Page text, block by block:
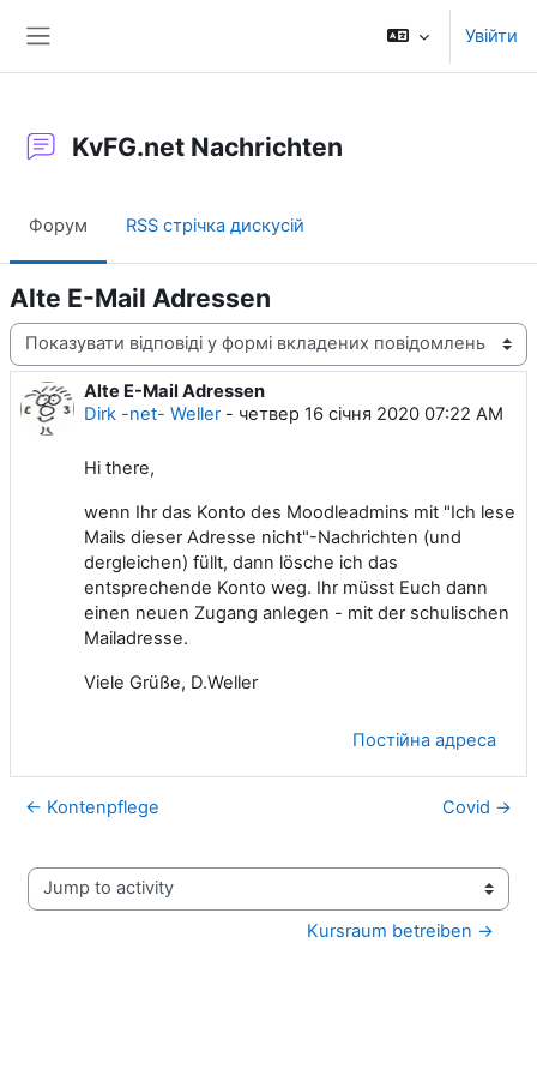
Увійти
KvFG.net Nachrichten
Форум RSS стрічка дискусій
Alte E-Mail Adressen
Тип показу
Alte E-Mail Adressen
Dirk -net- Weller- четвер 16 січня 2020 07:22 AM
Кількість відповідей: 0
Hi there,
wenn Ihr das Konto des Moodleadmins mit "Ich lese
Mails dieser Adresse nicht"-Nachrichten (und
dergleichen) füllt, dann lösche ich das
entsprechende Konto weg. Ihr müsst Euch dann
einen neuen Zugang anlegen - mit der schulischen
Mailadresse.
Viele Grüße, D.Weller
Постійна адреса
← Kontenpflege Covid →
Jump to activity
Kursraum betreiben →